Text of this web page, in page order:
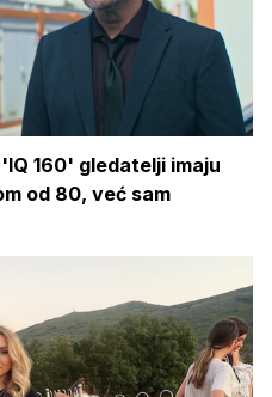
160' gledatelji imaju
od 80, već sam